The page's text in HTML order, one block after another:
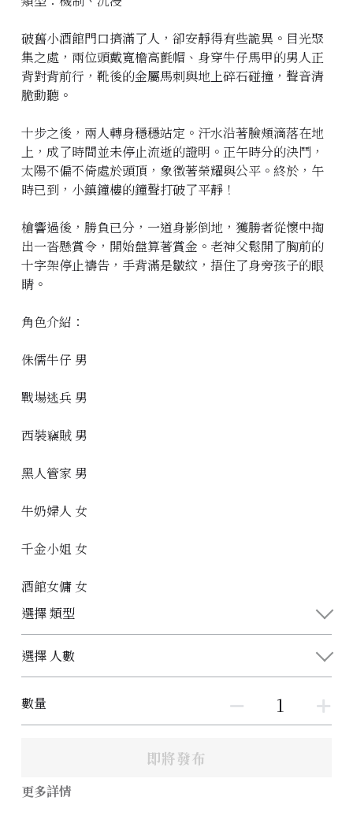
破舊小酒館門口擠滿了人，卻安靜得有些詭異。目光聚
集之處，兩位頭戴寬檐高氈帽、身穿牛仔馬甲的男人正
背對背前行，靴後的金屬馬刺與地上碎石碰撞，聲音清
脆動聽。
十步之後，兩人轉身穩穩站定。汗水沿著臉頰滴落在地
上，成了時間並未停止流逝的證明。正午時分的決鬥，
太陽不偏不倚處於頭頂，象徵著榮耀與公平。終於，午
時已到，小鎮鐘樓的鐘聲打破了平靜！
槍響過後，勝負已分，一道身影倒地，獲勝者從懷中掏
出一沓懸賞令，開始盤算著賞金。老神父鬆開了胸前的
十字架停止禱告，手背滿是皺紋，捂住了身旁孩子的眼
睛。
角色介紹：
侏儒牛仔 男
戰場逃兵 男
西裝竊賊 男
黑人管家 男
牛奶婦人 女
千金小姐 女
酒館女傭 女
選擇 類型
選擇 人數
數量
即將發布
更多詳情